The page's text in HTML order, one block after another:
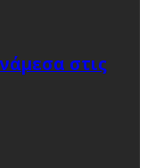
στις